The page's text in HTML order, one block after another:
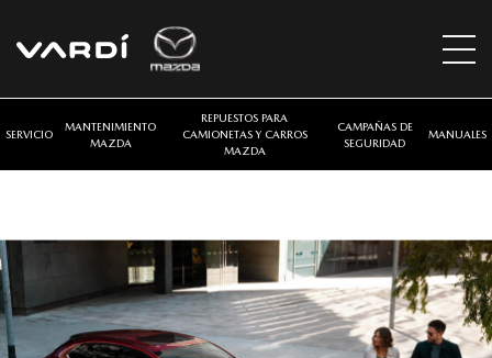
SERVICIO
MANTENIMIENTO
MAZDA
REPUESTOS PARA
CAMIONETAS Y CARROS
MAZDA
CAMPAÑAS DE
SEGURIDAD
MANUALES